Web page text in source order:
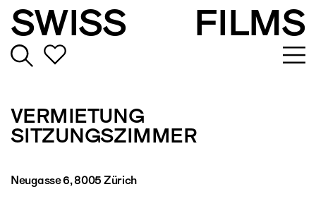
SWISS FILMS
VERMIETUNG
SITZUNGSZIMMER
Neugasse 6, 8005 Zürich